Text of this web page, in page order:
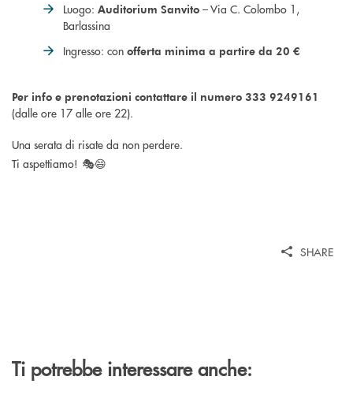
Luogo: Auditorium Sanvito – Via C. Colombo 1,
Barlassina
Ingresso: con offerta minima a partire da 20 €
Per info e prenotazioni contattare il numero 333 9249161
(dalle ore 17 alle ore 22).
Una serata di risate da non perdere.
Ti aspettiamo! 🎭😄
SHARE
Ti potrebbe interessare anche: